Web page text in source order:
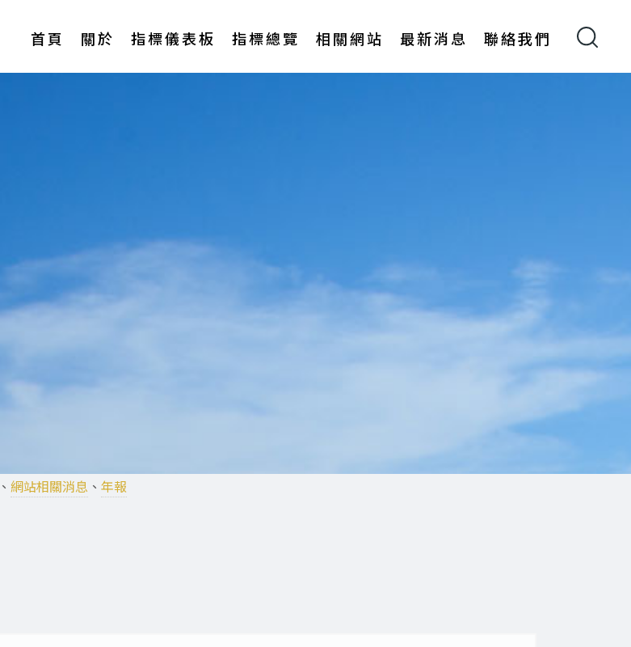
Main
首頁 關於 指標儀表板 指標總覽 相關網站 最新消息 聯絡我們
、 網站相關消息 、 年報